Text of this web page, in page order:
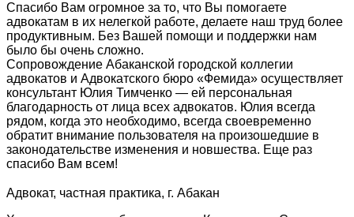
Спасибо Вам огромное за то, что Вы помогаете
адвокатам в их нелегкой работе, делаете наш труд более
продуктивным. Без Вашей помощи и поддержки нам
было бы очень сложно.
Сопровождение Абаканской городской коллегии
адвокатов и Адвокатского бюро «Фемида» осуществляет
консультант Юлия Тимченко — ей персональная
благодарность от лица всех адвокатов. Юлия всегда
рядом, когда это необходимо, всегда своевременно
обратит внимание пользователя на произошедшие в
законодательстве изменения и новшества. Еще раз
спасибо Вам всем!
Адвокат, частная практика, г. Абакан